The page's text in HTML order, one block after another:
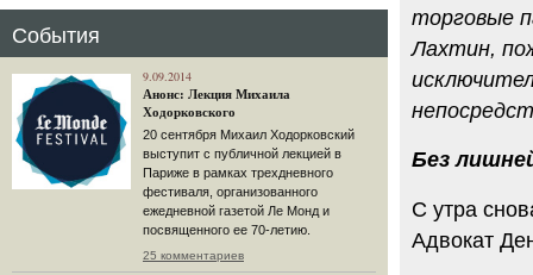
События
9.09.2014
Анонс: Лекция Михаила
Ходорковского
20 сентября Михаил Ходорковский
выступит с публичной лекцией в
Париже в рамках трехдневного
фестиваля, организованного
ежедневной газетой Ле Монд и
посвященного ее 70-летию.
25 комментариев
торговые
Лахтин,
Без
С утра
Адвокат